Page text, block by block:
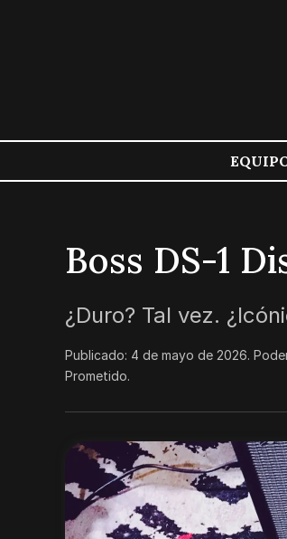
Boss DS-1
¿Duro? Tal vez.
Publicado: 4 de mayo de 2026.
Prometido.